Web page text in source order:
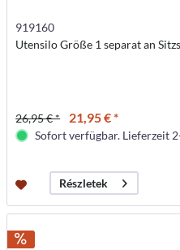
919160
Utensilo Größe 1 separat an
26,95 € * 21,95 € *
Sofort verfügbar. Lieferzeit
Részletek